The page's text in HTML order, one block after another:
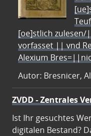
[oe]stlich
vorfasset || vnd
Alexium
Autor: Bresnicer,
ZVDD - Zentrales
Ist Ihr gesuchtes
digitalen Bestand?